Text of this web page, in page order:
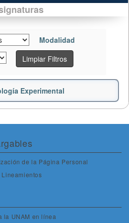
Modalidad
Limpiar Filtros
Experimental
de la Página Personal
Lineamientos
la UNAM en línea